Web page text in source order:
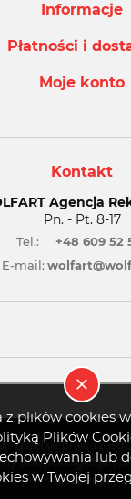
z plików cookies
Plików
lub
w Twojej
Informacje
Płatności i
Moje konto
Kontakt
Agencja
Pn. - Pt. 8-17
Tel.:
+48 609 52
E-mail:
Wszelkie prawa
ShopGadget.pl
Shoper.pl